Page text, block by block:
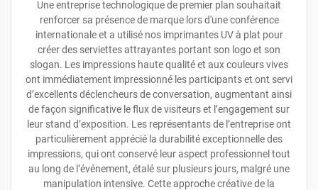
Une entreprise technologique de premier plan souhaitait
renforcer sa présence de marque lors d'une conférence
internationale et a utilisé nos imprimantes UV à plat pour
créer des serviettes attrayantes portant son logo et son
slogan. Les impressions haute qualité et aux couleurs vives
ont immédiatement impressionné les participants et ont servi
d’excellents déclencheurs de conversation, augmentant ainsi
de façon significative le flux de visiteurs et l’engagement sur
leur stand d’exposition. Les représentants de l’entreprise ont
particulièrement apprécié la durabilité exceptionnelle des
impressions, qui ont conservé leur aspect professionnel tout
au long de l’événement, étalé sur plusieurs jours, malgré une
manipulation intensive. Cette approche créative de la